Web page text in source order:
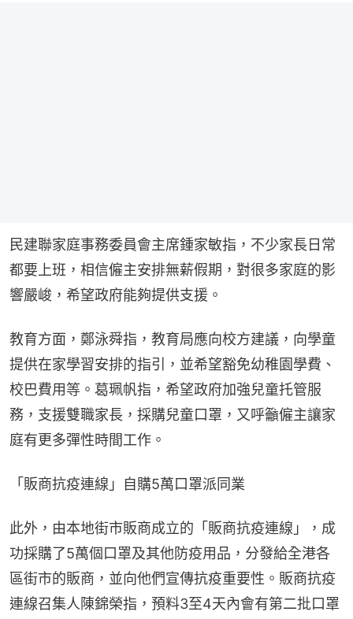
民建聯家庭事務委員會主席鍾家敏指，不少家長日常
都要上班，相信僱主安排無薪假期，對很多家庭的影
響嚴峻，希望政府能夠提供支援。
教育方面，鄭泳舜指，教育局應向校方建議，向學童
提供在家學習安排的指引，並希望豁免幼稚園學費、
校巴費用等。葛珮帆指，希望政府加強兒童托管服
務，支援雙職家長，採購兒童口罩，又呼籲僱主讓家
庭有更多彈性時間工作。
「販商抗疫連線」自購5萬口罩派同業
此外，由本地街市販商成立的「販商抗疫連線」，成
功採購了5萬個口罩及其他防疫用品，分發給全港各
區街市的販商，並向他們宣傳抗疫重要性。販商抗疫
連線召集人陳錦榮指，預料3至4天內會有第二批口罩